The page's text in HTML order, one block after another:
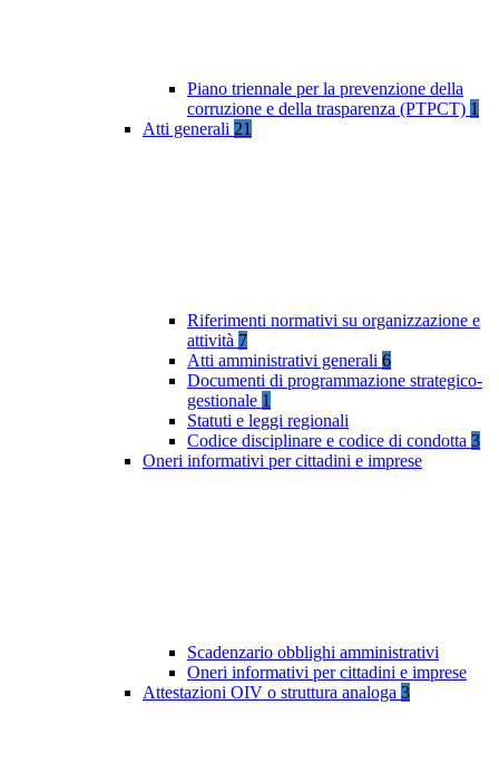
Piano triennale per la prevenzione della
corruzione e della trasparenza (PTPCT) 1
Atti generali 21
Riferimenti normativi su organizzazione e
attività 7
Atti amministrativi generali 6
Documenti di programmazione strategico-
gestionale 1
Statuti e leggi regionali
Codice disciplinare e codice di condotta 3
Oneri informativi per cittadini e imprese
Scadenzario obblighi amministrativi
Oneri informativi per cittadini e imprese
Attestazioni OIV o struttura analoga 3